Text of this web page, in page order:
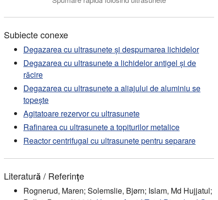
Subiecte conexe
Degazarea cu ultrasunete și despumarea lichidelor
Degazarea cu ultrasunete a lichidelor antigel și de
răcire
Degazarea cu ultrasunete a aliajului de aluminiu se
topește
Agitatoare rezervor cu ultrasunete
Rafinarea cu ultrasunete a topiturilor metalice
Reactor centrifugal cu ultrasunete pentru separare
Literatură / Referințe
Rognerud, Maren; Solemslie, Bjørn; Islam, Md Hujjatul;